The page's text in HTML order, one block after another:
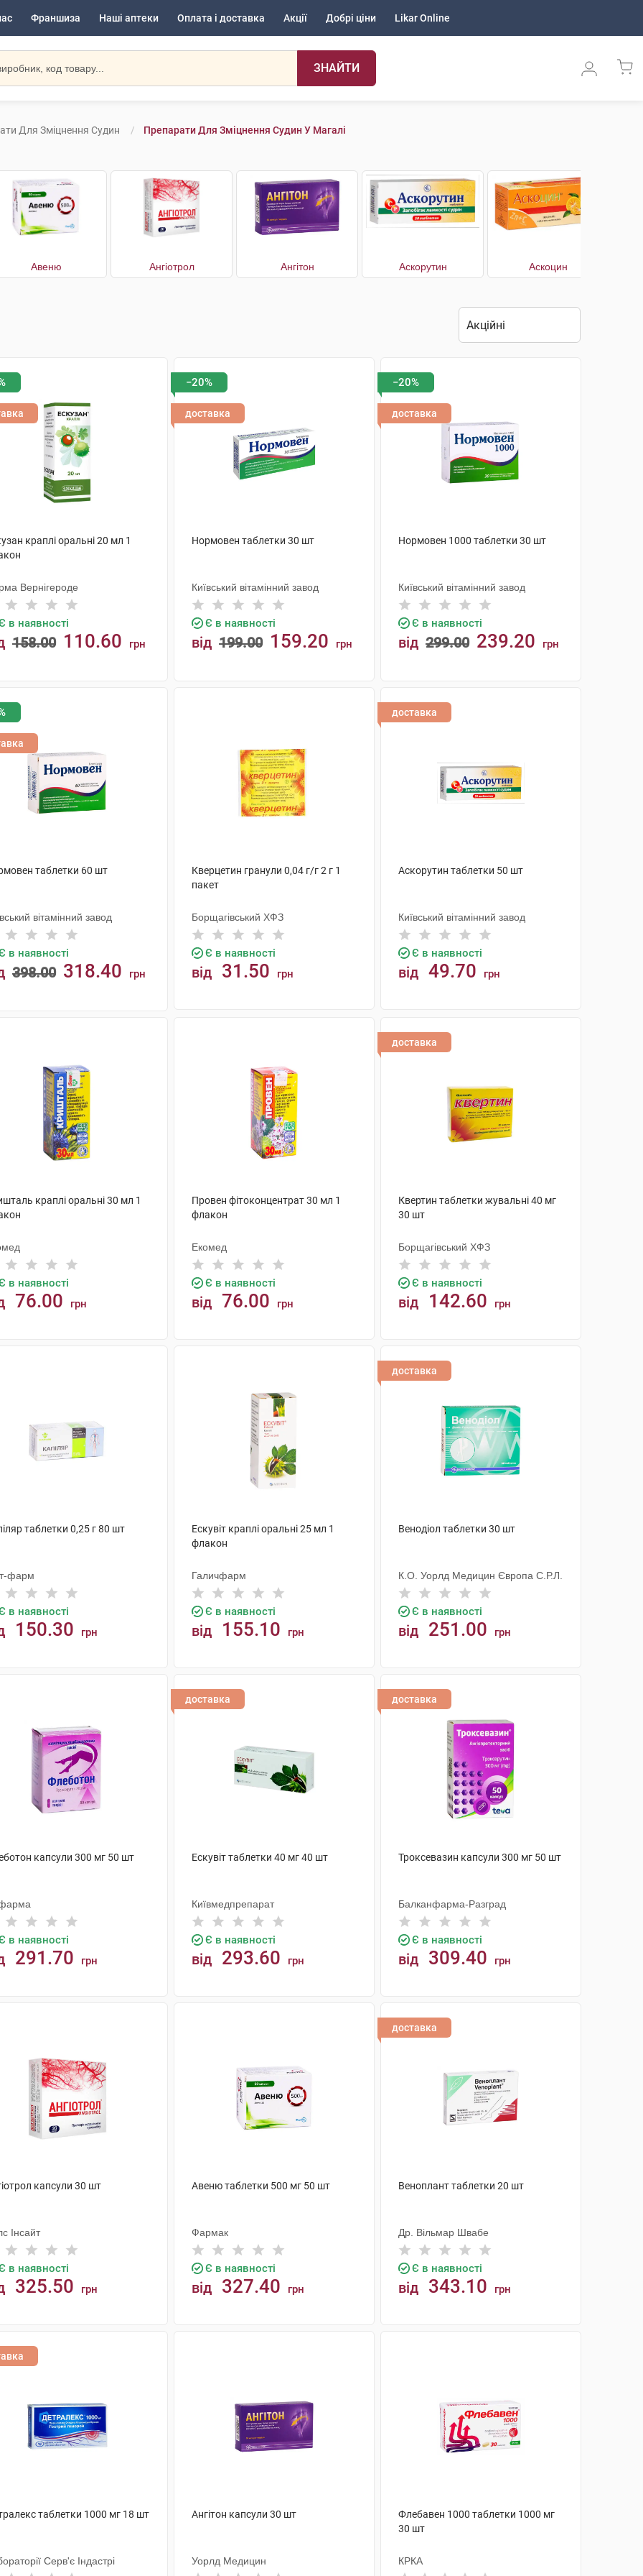
Франшиза Наші аптеки Оплата і доставка Акції Добрі ціни Likar Online
ЗНАЙТИ
Для Зміцнення Судин Препарати Для Зміцнення Судин У Магалі
Авеню Ангіотрол Ангітон Аскорутин Аскоцин
краплі оральні 20 мл 1
Вернігероде
в наявності
158.00 110.60 грн
−20%
доставка
Нормовен таблетки 30 шт
Київський вітамінний завод
Є в наявності
від 199.00 159.20 грн
−20%
доставка
Нормовен 1000 таблетки 30 шт
Київський вітамінний завод
Є в наявності
від 299.00 239.20 грн
таблетки 60 шт
вітамінний завод
в наявності
398.00 318.40 грн
Кверцетин гранули 0,04 г/г 2 г 1
пакет
Борщагівський ХФЗ
Є в наявності
від 31.50 грн
доставка
Аскорутин таблетки 50 шт
Київський вітамінний завод
Є в наявності
від 49.70 грн
краплі оральні 30 мл 1
в наявності
76.00 грн
Провен фітоконцентрат 30 мл 1
флакон
Екомед
Є в наявності
від 76.00 грн
доставка
Квертин таблетки жувальні 40 мг
30 шт
Борщагівський ХФЗ
Є в наявності
від 142.60 грн
таблетки 0,25 г 80 шт
фарм
в наявності
150.30 грн
Ескувіт краплі оральні 25 мл 1
флакон
Галичфарм
Є в наявності
від 155.10 грн
доставка
Венодіол таблетки 30 шт
К.О. Уорлд Медицин Європа С.Р.Л.
Є в наявності
від 251.00 грн
капсули 300 мг 50 шт
в наявності
291.70 грн
доставка
Ескувіт таблетки 40 мг 40 шт
Київмедпрепарат
Є в наявності
від 293.60 грн
доставка
Троксевазин капсули 300 мг 50 шт
Балканфарма-Разград
Є в наявності
від 309.40 грн
капсули 30 шт
Інсайт
в наявності
325.50 грн
Авеню таблетки 500 мг 50 шт
Фармак
Є в наявності
від 327.40 грн
доставка
Веноплант таблетки 20 шт
Др. Вільмар Швабе
Є в наявності
від 343.10 грн
таблетки 1000 мг 18 шт
Серв'є Індастрі
Ангітон капсули 30 шт
Уорлд Медицин
Флебавен 1000 таблетки 1000 мг
30 шт
КРКА